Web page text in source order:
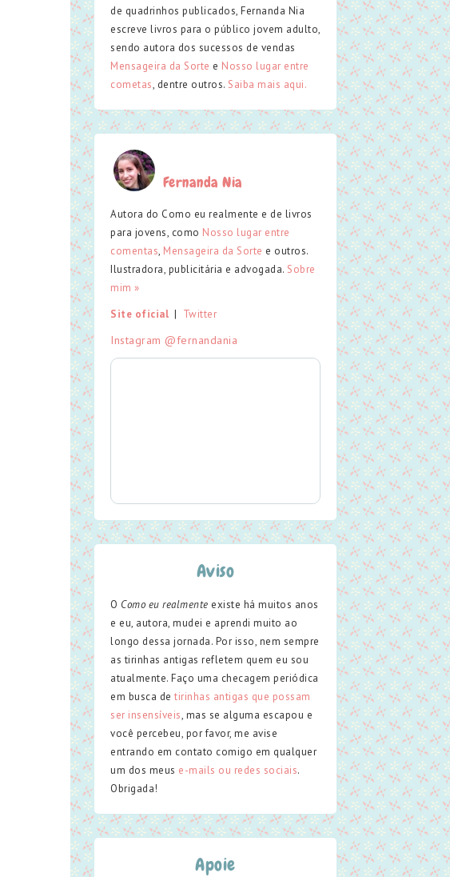
de quadrinhos publicados, Fernanda Nia
escreve livros para o público jovem adulto,
sendo autora dos sucessos de vendas
Mensageira da Sorte e Nosso lugar entre
cometas, dentre outros. Saiba mais aqui.
Fernanda Nia
Autora do Como eu realmente e de livros
para jovens, como Nosso lugar entre
comentas, Mensageira da Sorte e outros.
Ilustradora, publicitária e advogada. Sobre
mim »
Site oficial
  |
Twitter
Instagram @fernandania
Aviso
O Como eu realmente existe há muitos anos
e eu, autora, mudei e aprendi muito ao
longo dessa jornada. Por isso, nem sempre
as tirinhas antigas refletem quem eu sou
atualmente. Faço uma checagem periódica
em busca de tirinhas antigas que possam
ser insensíveis, mas se alguma escapou e
você percebeu, por favor, me avise
entrando em contato comigo em qualquer
um dos meus e-mails ou redes sociais.
Obrigada!
Apoie